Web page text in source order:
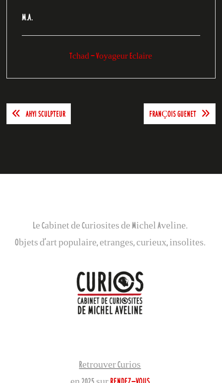
M.A.
Tchad - Voyageur Eclaire
Navigation
de
AHYI SCULPTEUR FRANÇOIS GUENET
Le Cabinet de Curiosites de Michel Aveline.
Objets d’art populaire, etranges, curieux, insolites.
Retrouver Curios
en 2025 sur RENDEZ-VOUS